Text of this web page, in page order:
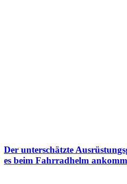
Der unterschätzte
es beim Fahrradhelm